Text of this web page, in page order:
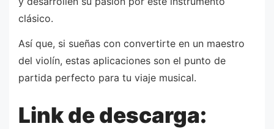
clásico.
Así que, si sueñas con convertirte en un maestro
del violín, estas aplicaciones son el punto de
partida perfecto para tu viaje musical.
Link de descarga: